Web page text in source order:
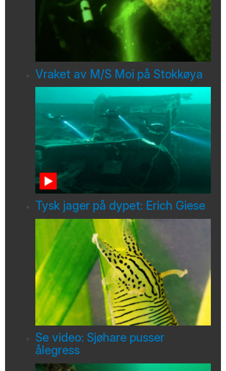
Vraket av M/S Moi på Stokkøya
Tysk jager på dypet: Erich Giese
Se video: Sjøhare pusser
ålegress